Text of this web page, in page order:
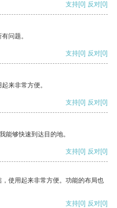
支持[0] 反对[0]
问题。
支持[0] 反对[0]
来非常方便。
支持[0] 反对[0]
能够快速到达目的地。
支持[0] 反对[0]
使用起来非常方便。功能的布局也
支持[0] 反对[0]